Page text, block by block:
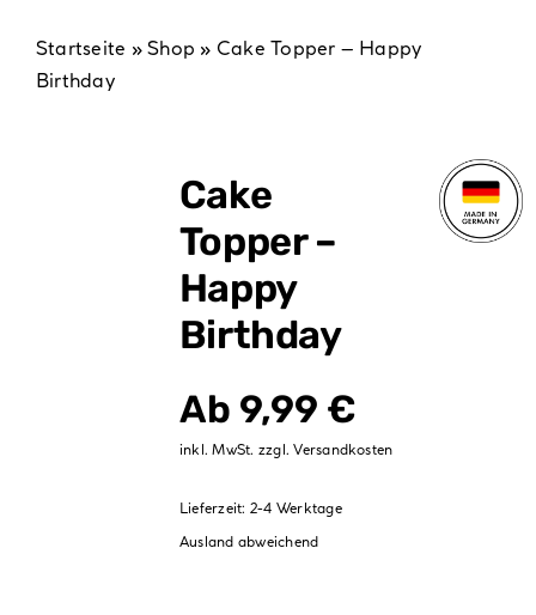
Backzubehör & Backwerkzeug
Partydekoration
Startseite »Shop » Cake Topper – Happy
Birthday
Cake
Topper –
Happy
Birthday
Ab 9,99 €
inkl. MwSt. zzgl.Versandkosten
Lieferzeit: 2-4 Werktage
Ausland abweichend